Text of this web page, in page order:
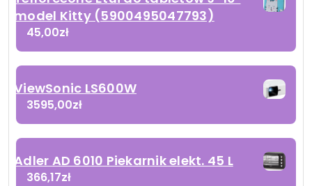
model Kitty (5900495047793)
45,00zł
ViewSonic LS600W
3595,00zł
Adler AD 6010 Piekarnik elekt. 45 L
366,17zł